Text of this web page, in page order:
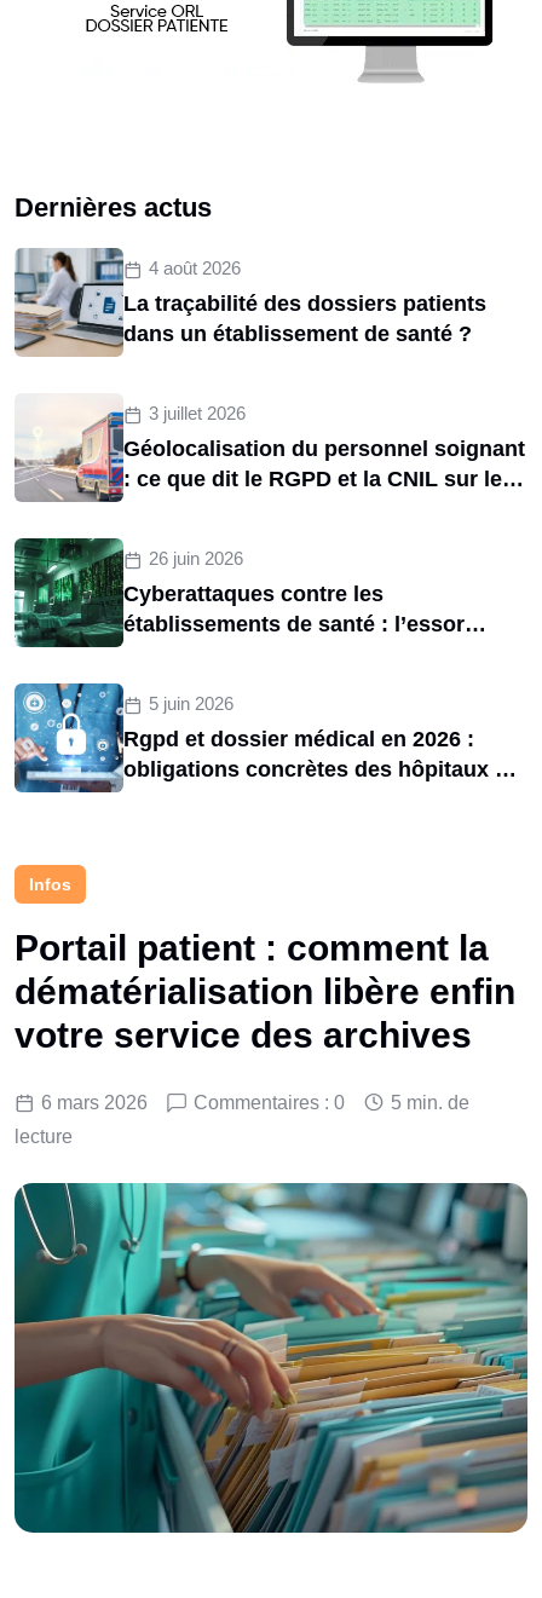
Infos
Portail patient : comment la
dématérialisation libère enfin
votre service des archives
6 mars 2026 Commentaires : 0
5 min. de
lecture
Dernières actus
4 août 2026
La traçabilité des dossiers patients
dans un établissement de santé ?
3 juillet 2026
Géolocalisation du personnel soignant
: ce que dit le RGPD et la CNIL sur le
26 juin 2026
Cyberattaques contre les
établissements de santé : l’essor
5 juin 2026
Rgpd et dossier médical en 2026 :
obligations concrètes des hôpitaux et